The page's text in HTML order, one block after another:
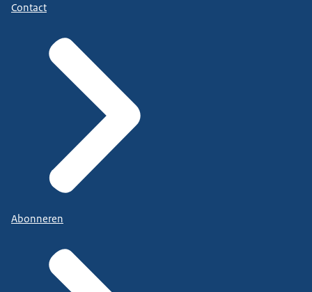
Contact
Abonneren